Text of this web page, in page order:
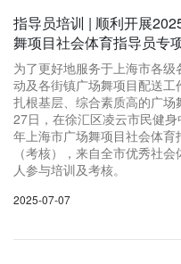
指导员培训 | 顺利开展
舞项目社会体育指导员专
为了更好地服务于上海市各
动及各街镇广场舞项目配送工
扎根基层、综合素质高的广场
27日，在徐汇区凌云市民健
年上海市广场舞项目社会体育
（考核），来自全市优秀社
人参与培训及考核。
2025-07-07